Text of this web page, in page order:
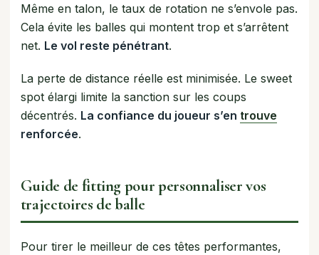
Même en talon, le taux de rotation ne s’envole pas.
Cela évite les balles qui montent trop et s’arrêtent
net. Le vol reste pénétrant.
La perte de distance réelle est minimisée. Le sweet
spot élargi limite la sanction sur les coups
décentrés. La confiance du joueur s’en trouve
renforcée.
Guide de fitting pour personnaliser vos
trajectoires de balle
Pour tirer le meilleur de ces têtes performantes,